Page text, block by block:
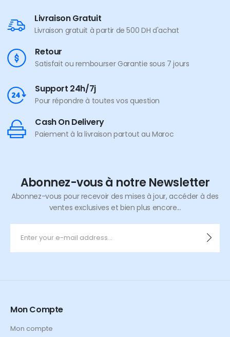
Livraison Gratuit
Livraison gratuit à partir de 500 DH d'achat
Retour
Satisfait ou rembourser Garantie sous 7 jours
Support 24h/7j
Pour répondre à toutes vos question
Cash On Delivery
Paiement à la livraison partout au Maroc
Abonnez-vous à notre Newsletter
Abonnez-vous pour recevoir des mises à jour, accéder à des
ventes exclusives et bien plus encore...
Mon Compte
Mon compte